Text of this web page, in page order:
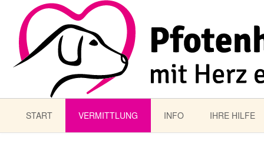
START VERMITTLUNG INFO IHRE HILFE